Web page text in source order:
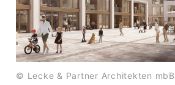
© Lecke & Partner Architekten mbB